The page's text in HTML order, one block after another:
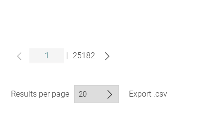
| 25182
Results per page Export .csv